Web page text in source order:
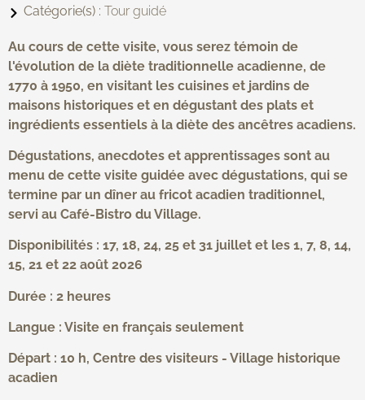
Catégorie(s) : Tour guidé
Au cours de cette visite, vous serez témoin de
l'évolution de la diète traditionnelle acadienne, de
1770 à 1950, en visitant les cuisines et jardins de
maisons historiques et en dégustant des plats et
ingrédients essentiels à la diète des ancêtres acadiens.
Dégustations, anecdotes et apprentissages sont au
menu de cette visite guidée avec dégustations, qui se
termine par un dîner au fricot acadien traditionnel,
servi au Café-Bistro du Village.
Disponibilités : 17, 18, 24, 25 et 31 juillet et les 1, 7, 8, 14,
15, 21 et 22 août 2026
Durée : 2 heures
Langue : Visite en français seulement
Départ : 10 h, Centre des visiteurs - Village historique
acadien